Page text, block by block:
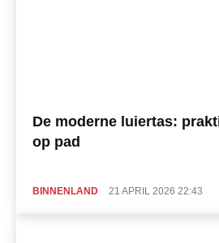
De moderne luiertas:
op pad
BINNENLAND 21 APRIL 2026 22:43